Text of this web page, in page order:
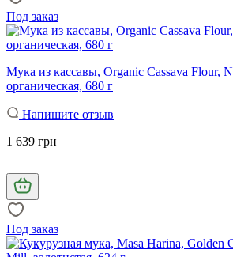
Под заказ
Мука из кассавы, Organic Cassava Flour,
органическая, 680 г
Напишите отзыв
1 639 грн
Под заказ